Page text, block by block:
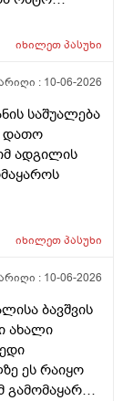
არ
გუშინ
რატომ
ეს
იხილეთპასუხი
: 10-06-2026
საშუალება
დათო
ადგილის
იხილეთპასუხი
: 10-06-2026
ბავშვის
ახალი
ეს რაიყო
გამომაყარა